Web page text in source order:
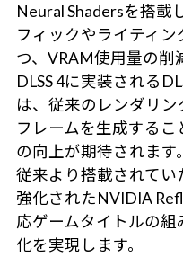
Neural Shadersを搭載
フィックやライティ
つ、VRAM使用量の削
DLSS 4に実装される
は、従来のレンダリ
フレームを生成する
の向上が期待されます。
従来より搭載されて
強化されたNVIDIA
応ゲームタイトルの
化を実現します。